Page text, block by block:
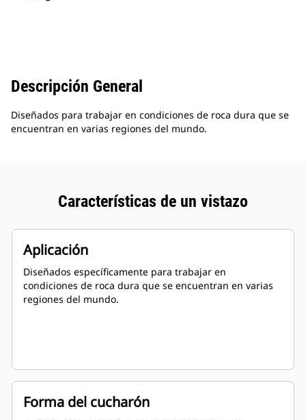
Descripción General
Diseñados para trabajar en condiciones de roca dura que se
encuentran en varias regiones del mundo.
Características de un vistazo
Aplicación
Diseñados específicamente para trabajar en
condiciones de roca dura que se encuentran en varias
regiones del mundo.
Forma del cucharón